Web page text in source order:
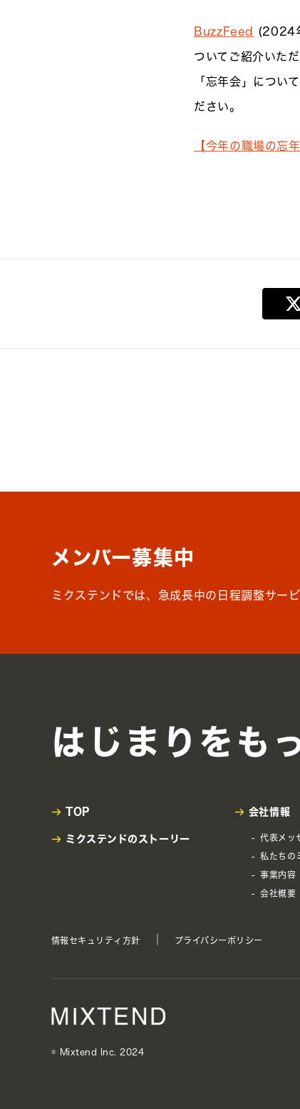
BuzzFeed (2024
ついてご紹介いただ
「忘年会」につい
ださい。
【今年の職場の忘
メンバー募集中
ミクステンドでは、急成長中の日程調整サー
はじまりを も
TOP
ミクステンドの ストーリー
会社情報
代表メッ
私たちの
事業内容
会社概要
情報セキュリティ方針 プライバシーポリシー
©︎ Mixtend Inc. 2024